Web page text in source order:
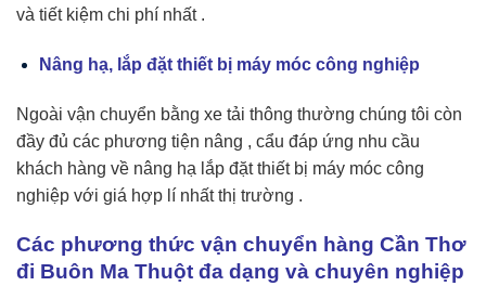
và tiết kiệm chi phí nhất .
Nâng hạ, lắp đặt thiết bị máy móc công nghiệp
Ngoài vận chuyển bằng xe tải thông thường chúng tôi còn
đầy đủ các phương tiện nâng , cẩu đáp ứng nhu cầu
khách hàng về nâng hạ lắp đặt thiết bị máy móc công
nghiệp với giá hợp lí nhất thị trường .
Các phương thức vận chuyển hàng Cần Thơ
đi Buôn Ma Thuột đa dạng và chuyên nghiệp